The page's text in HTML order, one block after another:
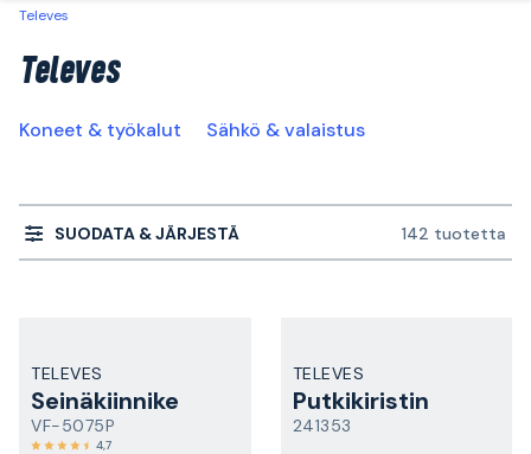
Televes
Televes
Koneet & työkalut Sähkö & valaistus
SUODATA & JÄRJESTÄ 142 tuotetta
TELEVES
Seinäkiinnike
VF-5075P
4,7
TELEVES
Putkikiristin
241353